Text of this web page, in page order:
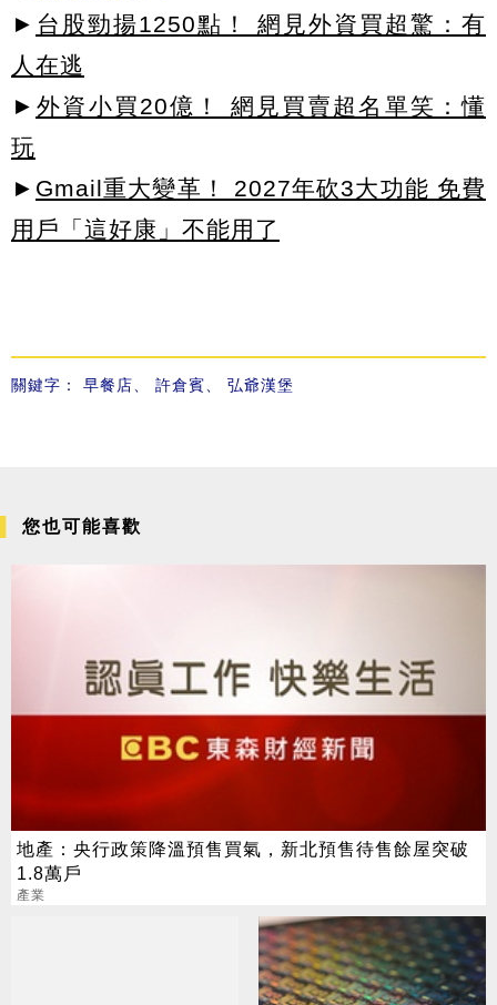
► 台股勁揚1250點！ 網見外資買超驚：有
人在逃
► 外資小買20億！ 網見買賣超名單笑：懂
玩
► Gmail重大變革！ 2027年砍3大功能 免費
用戶「這好康」不能用了
關鍵字： 早餐店 許倉賓 弘爺漢堡
您也可能喜歡
地產：央行政策降溫預售買氣，新北預售待售餘屋突破
1.8萬戶
產業